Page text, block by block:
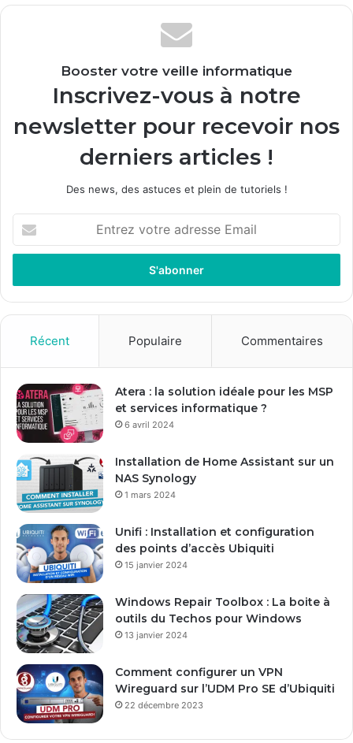
Booster votre veille informatique
Inscrivez-vous à notre
newsletter pour recevoir nos
derniers articles !
Des news, des astuces et plein de tutoriels !
t
e
z
r
e
a
d
s
e
m
a
Récent Populaire Commentaires
Atera : la solution idéale pour les MSP
et services informatique ?
6 avril 2024
Installation de Home Assistant sur un
NAS Synology
1 mars 2024
Unifi : Installation et configuration
des points d’accès Ubiquiti
15 janvier 2024
Windows Repair Toolbox : La boite à
outils du Techos pour Windows
13 janvier 2024
Comment configurer un VPN
Wireguard sur l’UDM Pro SE d’Ubiquiti
22 décembre 2023